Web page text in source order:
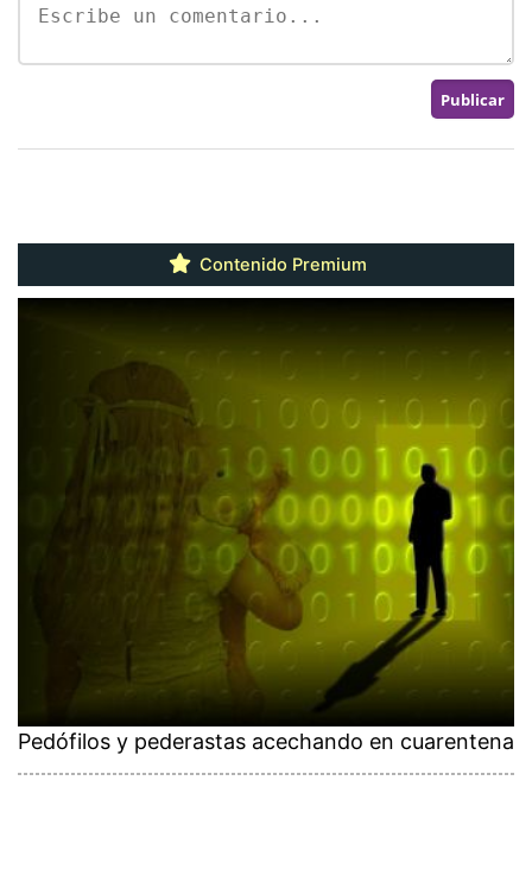
Contenido Premium
Pedófilos y pederastas acechando en cuarentena